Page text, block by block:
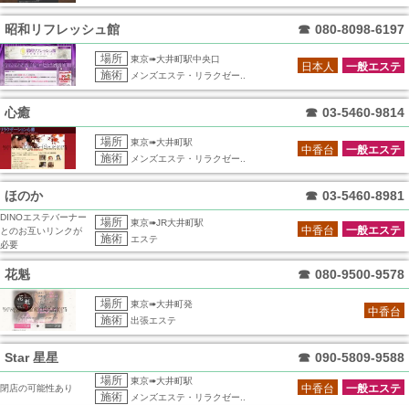
昭和リフレッシュ館 ☎ 080-8098-6197
場所 東京➠大井町駅中央口
施術 メンズエステ・リラクゼー..
一般エステ
日本人
心癒 ☎ 03-5460-9814
場所 東京➠大井町駅
施術 メンズエステ・リラクゼー..
一般エステ
中香台
ほのか ☎ 03-5460-8981
DINOエステバーナー
とのお互いリンクが
必要
場所 東京➠JR大井町駅
施術 エステ
一般エステ
中香台
花魁 ☎ 080-9500-9578
場所 東京➠大井町発
施術 出張エステ
中香台
Star 星星 ☎ 090-5809-9588
閉店の可能性あり
場所 東京➠大井町駅
施術 メンズエステ・リラクゼー..
一般エステ
中香台